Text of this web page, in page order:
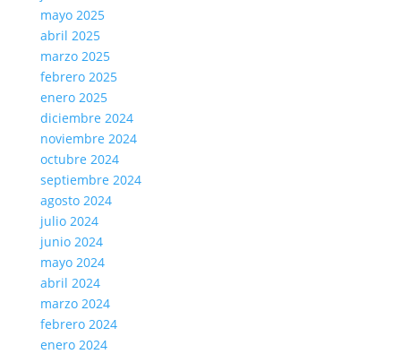
mayo 2025
abril 2025
marzo 2025
febrero 2025
enero 2025
diciembre 2024
noviembre 2024
octubre 2024
septiembre 2024
agosto 2024
julio 2024
junio 2024
mayo 2024
abril 2024
marzo 2024
febrero 2024
enero 2024